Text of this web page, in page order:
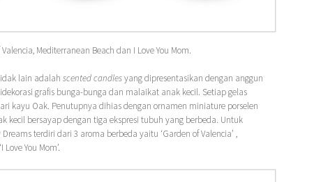
Mediterranean Beach dan I Love You Mom.
lain adalah scented candlesyang dipresentasikan dengan anggun
grafis bunga-bunga dan malaikat anak kecil. Setiap gelas
kayu Oak. Penutupnya dihias dengan ornamen miniature porselen
kecil bersayap dengan tiga ekspresi tubuh yang berbeda. Untuk
terdiri dari 3 aroma berbeda yaitu ‘Garden of Valencia’ ,
You Mom’.